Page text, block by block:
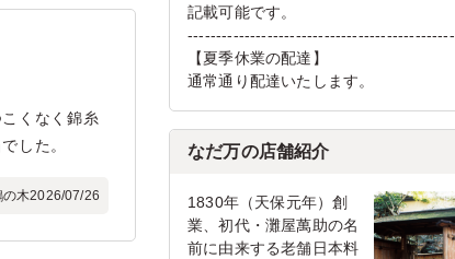
くなく錦糸
した。
の木2026/07/26
記載可能です。
-----------------------------------------------
【夏季休業の配達】
通常通り配達いたします。
なだ万の店舗紹介
1830年（天保元年）創
業、初代・灘屋萬助の名
前に由来する老舗日本料